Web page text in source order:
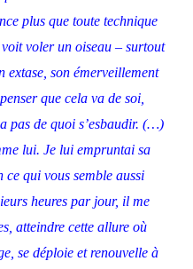
plus que toute technique
voler un oiseau – surtout
extase, son émerveillement
que cela va de soi,
pas de quoi s’esbaudir. (…)
lui. Je lui empruntai sa
qui vous semble aussi
heures par jour, il me
atteindre cette allure où
se déploie et renouvelle à